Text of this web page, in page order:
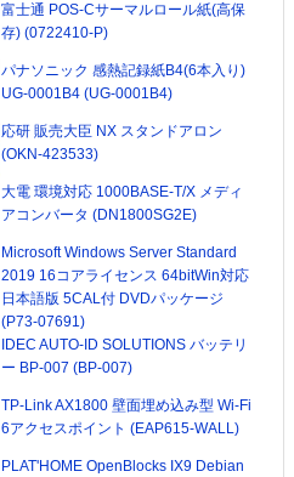
富士通 POS-Cサーマルロール紙(高保
存) (0722410-P)
パナソニック 感熱記録紙B4(6本入り)
UG-0001B4 (UG-0001B4)
応研 販売大臣 NX スタンドアロン
(OKN-423533)
大電 環境対応 1000BASE-T/X メディ
アコンバータ (DN1800SG2E)
Microsoft Windows Server Standard
2019 16コアライセンス 64bitWin対応
日本語版 5CAL付 DVDパッケージ
(P73-07691)
IDEC AUTO-ID SOLUTIONS バッテリ
ー BP-007 (BP-007)
TP-Link AX1800 壁面埋め込み型 Wi-Fi
6アクセスポイント (EAP615-WALL)
PLAT'HOME OpenBlocks IX9 Debian